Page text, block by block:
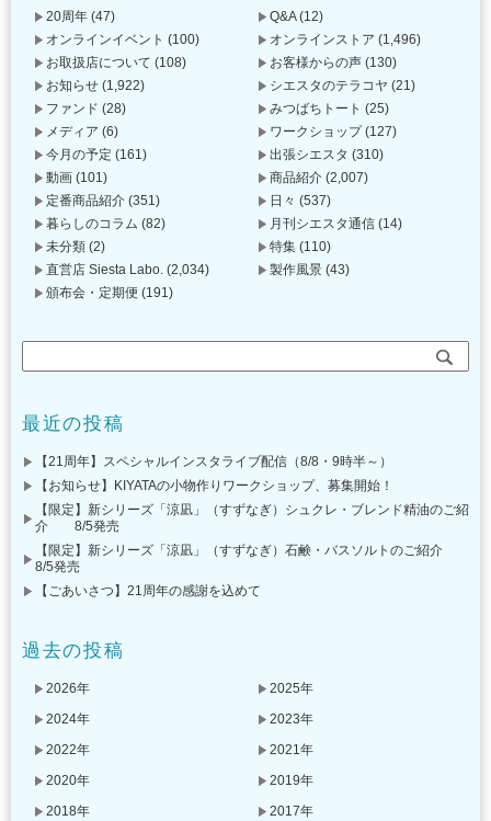
20周年 (47) Q&A(12)
オンラインイベント (100) オンラインストア (1,496)
お取扱店について (108) お客様からの声 (130)
お知らせ (1,922) シエスタのテラコヤ (21)
ファンド (28) みつばちトート (25)
メディア (6) ワークショップ(127)
今月の予定 (161) 出張シエスタ (310)
動画 (101) 商品紹介 (2,007)
定番商品紹介 (351) 日々 (537)
暮らしのコラム (82) 月刊シエスタ通信 (14)
未分類 (2) 特集 (110)
直営店 Siesta Labo. (2,034) 製作風景 (43)
頒布会・定期便 (191)
最近の投稿
【21周年】スペシャルインスタライブ配信（8/8・9時半～）
【お知らせ】KIYATAの小物作りワークショップ、募集開始！
【限定】新シリーズ「涼凪」（すずなぎ）シュクレ・ブレンド精油のご紹
介 8/5発売
【限定】新シリーズ「涼凪」（すずなぎ）石鹸・バスソルトのご紹介
8/5発売
【ごあいさつ】21周年の感謝を込めて
過去の投稿
2026年
2025年
2024年
2023年
2022年
2021年
2020年
2019年
2018年
2017年